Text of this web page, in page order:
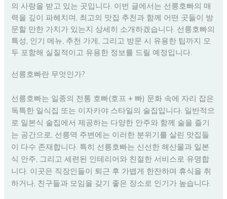
의 사랑을 받고 있는 곳입니다. 이번 글에서는 선릉호빠의 매
력을 깊이 파헤치며, 최고의 맛집 추천과 함께 어떤 곳들이 방
문할 만한 가치가 있는지 상세히 소개하겠습니다. 선릉호빠의
특성, 인기 메뉴, 추천 가게, 그리고 방문 시 유용한 팁까지 모
두 포함해 실질적이고 유용한 정보를 드릴 예정입니다.
선릉호빠란 무엇인가?
선릉호빠는 일종의 전통 호빠(호프 + 빠) 문화 속에 자리 잡은
독특한 일식집 또는 이자카야 스타일의 술집입니다. 일반적으
로 일본식 술집에서 제공하는 다양한 안주와 함께 술을 즐기
는 공간으로, 선릉역 주변에는 이러한 분위기를 살린 맛집들
이 다수 존재합니다. 특히 선릉호빠는 신선한 해산물과 일본
식 안주, 그리고 세련된 인테리어와 친절한 서비스로 유명합
니다. 이곳은 직장인들이 퇴근 후 가볍게 한잔하며 휴식을 취
하거나, 친구들과 모임을 갖기 좋은 장소로 인기가 높습니다.